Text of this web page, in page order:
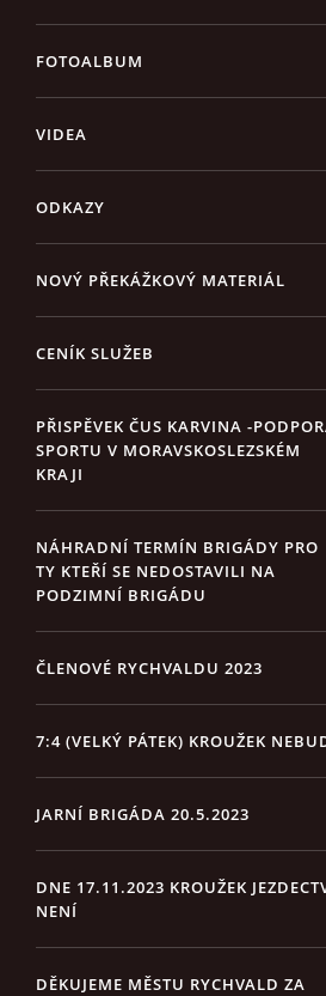
FOTOALBUM
VIDEA
ODKAZY
NOVÝ PŘEKÁŽKOVÝ MATERIÁL
CENÍK SLUŽEB
PŘISPĚVEK ČUS KARVINA -
SPORTU V MORAVSKOSLEZSKÉM
KRAJI
NÁHRADNÍ TERMÍN BRIGÁDY PRO
TY KTEŘÍ SE NEDOSTAVILI NA
PODZIMNÍ BRIGÁDU
ČLENOVÉ RYCHVALDU 2023
7:4 (VELKÝ PÁTEK) KROUŽEK
JARNÍ BRIGÁDA 20.5.2023
DNE 17.11.2023 KROUŽEK
NENÍ
DĚKUJEME MĚSTU RYCHVALD ZA